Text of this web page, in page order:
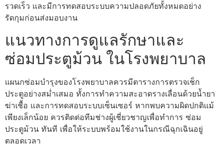
รวดเร็ว และมีการทดสอบระบบความปลอดภัยทั้งหมดอย่าง
รัดกุมก่อนส่งมอบงาน
แนวทางการดูแลรักษาและ
ซ่อมประตูม้วน ในโรงพยาบาล
แผนกซ่อมบำรุงของโรงพยาบาลควรมีตารางการตรวจเช็ก
ประตูอย่างสม่ำเสมอ ทั้งการทำความสะอาดรางเลื่อนด้วยน้ำยา
ฆ่าเชื้อ และการทดสอบระบบเซ็นเซอร์ หากพบความผิดปกติแม้
เพียงเล็กน้อย ควรติดต่อทีมช่างผู้เชี่ยวชาญเพื่อทำการ ซ่อม
ประตูม้วน ทันที เพื่อให้ระบบพร้อมใช้งานในกรณีฉุกเฉินอยู่
ตลอดเวลา